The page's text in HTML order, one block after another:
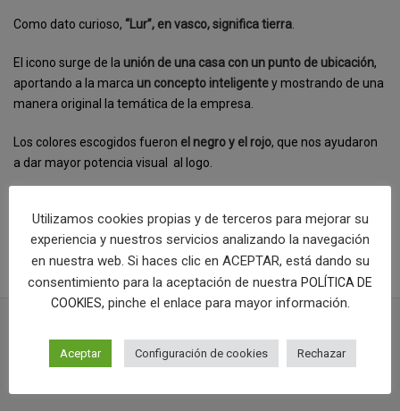
Como dato curioso, “Lur”, en vasco, significa tierra
El icono surge de la unión de una casa con un punto de ubicación,
aportando a la marca un concepto inteligentey mostrando de una
manera original la temática de la empresa.
Los colores escogidos fueron el negro y el rojo, que nos ayudaron
a dar mayor potencia visual al logo.
COMPRAR LOGOTIPO
PROYECTOS RELACIONADOS
Utilizamos cookies propias y de terceros para mejorar su
experiencia y nuestros servicios analizando la navegación
en nuestra web. Si haces clic en ACEPTAR, está dando su
consentimiento para la aceptación de nuestra POLÍTICA DE
COOKIES, pinche el enlace para mayor información.
Aceptar Configuración de cookies Rechazar